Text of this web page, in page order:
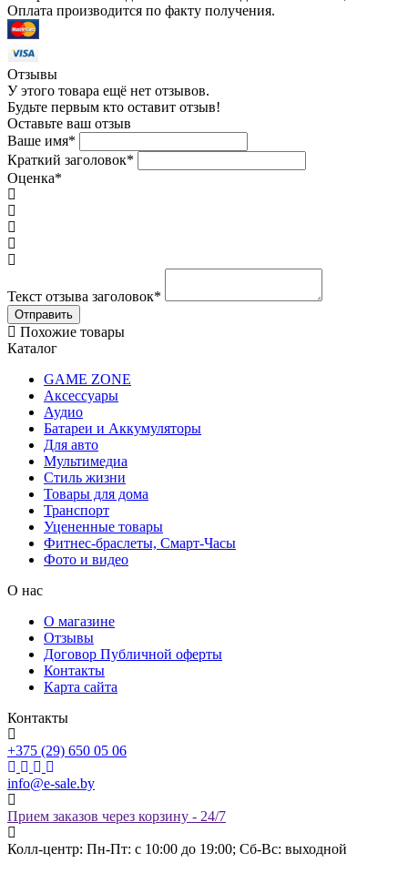
Оплата производится по факту получения.
Отзывы
У этого товара ещё нет отзывов.
Будьте первым кто оставит отзыв!
Оставьте ваш отзыв
Ваше имя*
Краткий заголовок*
Оценка*
Текст отзыва заголовок*
Похожие товары
Каталог
GAME ZONE
Аксессуары
Аудио
Батареи и Аккумуляторы
Для авто
Мультимедиа
Стиль жизни
Товары для дома
Транспорт
Уцененные товары
Фитнес-браслеты, Смарт-Часы
Фото и видео
О нас
О магазине
Отзывы
Договор Публичной оферты
Контакты
Карта сайта
Контакты
+375 (29) 650 05 06
info@e-sale.by
Прием заказов через корзину - 24/7
Колл-центр: Пн-Пт: с 10:00 до 19:00; Сб-Вс: выходной